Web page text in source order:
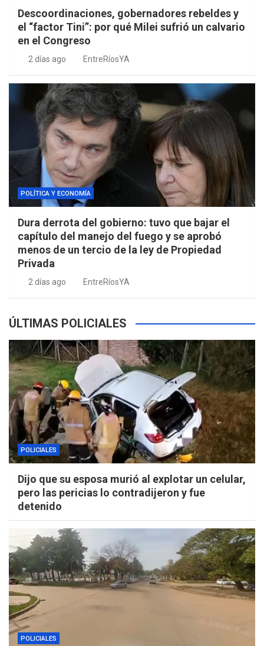
Descoordinaciones, gobernadores rebeldes y
el “factor Tini”: por qué Milei sufrió un calvario
en el Congreso
2 días ago EntreRíosYA
POLÍTICA Y ECONOMÍA
Dura derrota del gobierno: tuvo que bajar el
capítulo del manejo del fuego y se aprobó
menos de un tercio de la ley de Propiedad
Privada
2 días ago EntreRíosYA
ÚLTIMAS POLICIALES
POLICIALES
Dijo que su esposa murió al explotar un celular,
pero las pericias lo contradijeron y fue
detenido
POLICIALES